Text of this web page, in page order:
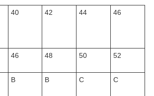
40 42 44 46
46 48 50 52
B B C C